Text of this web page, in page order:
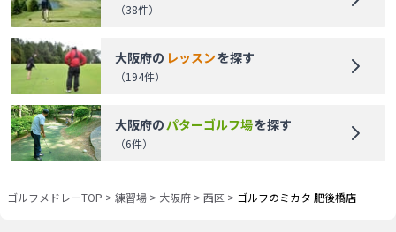
（38件）
大阪府の レッスンを探す
（194件）
大阪府の パターゴルフ場を探す
（6件）
ゴルフメドレーTOP > 練習場 > 大阪府 > 西区 > ゴルフのミカタ 肥後橋店